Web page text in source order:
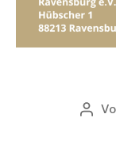
Kategorien